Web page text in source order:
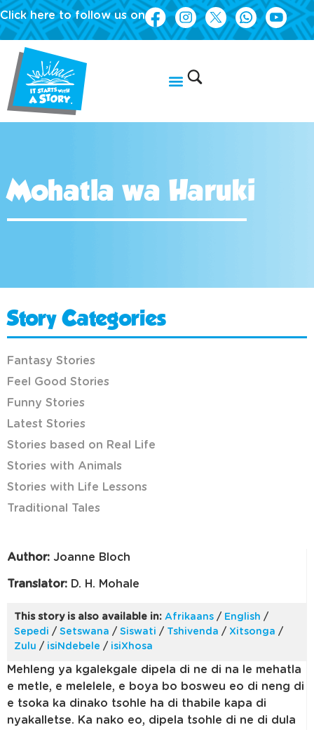
Click here to follow us on
Mohatla wa Haruki
Author: Joanne Bloch
Translator: D. H. Mohale
This story is also available in: Afrikaans / English /
Sepedi / Setswana / Siswati / Tshivenda / Xitsonga /
Zulu / isiNdebele / isiXhosa
Mehleng ya kgalekgale dipela di ne di na le mehatla
e metle, e melelele, e boya bo bosweu eo di neng di
e tsoka ka dinako tsohle ha di thabile kapa di
nyakalletse. Ka nako eo, dipela tsohle di ne di dula
Story Categories
Fantasy Stories
Feel Good Stories
Funny Stories
Latest Stories
Stories based on Real Life
Stories with Animals
Stories with Life Lessons
Traditional Tales